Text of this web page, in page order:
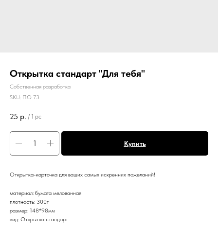
Открытка стандарт "Для тебя"
Собственная разработка
SKU: ПО 73
25 р. / 1 pc
Купить
Открытка-карточка для ваших самых искренних пожеланий!
материал: бумага мелованная
плотность: 300г
размер: 148*98мм
вид: Открытка стандарт